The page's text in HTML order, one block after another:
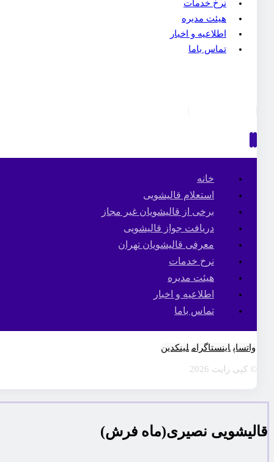
نرخ خدمات
هیئت مدیره
اطلاعیه و اخبار
تماس باما
خانه
استعلام قالیشویی
برخی از قالیشویان غیر مجاز
دریافت جواز قالیشویی
معرفی قالیشویان تهران
نرخ خدمات
هیئت مدیره
اطلاعیه و اخبار
تماس باما
واتساپ اینستاگرام لینکدین
© کپی رایت 2026
قالیشویی نصیری(ماه فرش)